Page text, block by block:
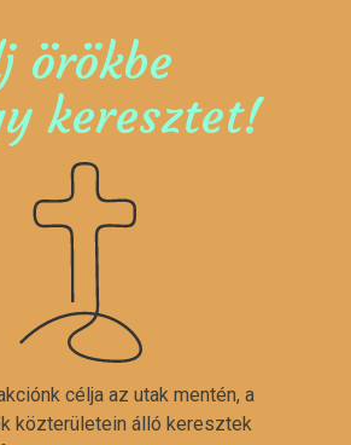
örökbe
keresztet!
célja az utak mentén, a
közterületein álló keresztek